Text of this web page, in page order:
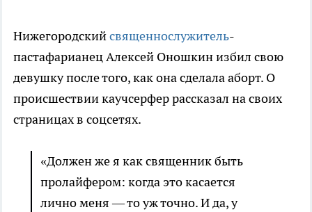
Нижегородскийсвященнослужитель-
пастафарианец Алексей Оношкин избил свою
девушку после того, как она сделала аборт. О
происшествии каучсерфер рассказал на своих
страницах в соцсетях.
«Должен же я как священник быть
пролайфером: когда это касается
лично меня — то уж точно. И да, у